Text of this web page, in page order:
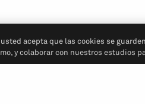
acepta que las cookies se
y colaborar con nuestros estudios